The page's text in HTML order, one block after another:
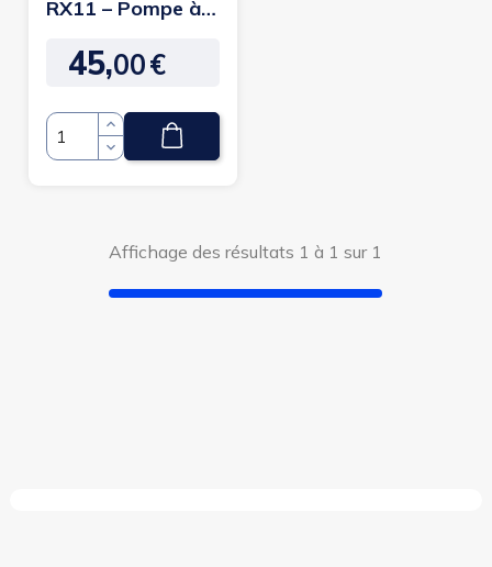
RX11 – Pompe à
automatique
Prix
45,00€
Quantité
Affichage des résultats 1 à 1 sur 1